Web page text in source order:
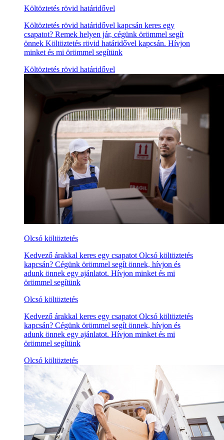
Költöztetés rövid határidővel
Költöztetés rövid határidővel kapcsán keres egy
csapatot? Remek helyen jár, cégünk örömmel segít
önnek Költöztetés rövid határidővel kapcsán. Hívjon
minket és mi örömmel segítünk
Költöztetés rövid határidővel
Olcsó költöztetés
Kedvező árakkal keres egy csapatot Olcsó költöztetés
kapcsán? Cégünk örömmel segít önnek, hívjon és
adunk önnek egy ajánlatot. Hívjon minket és mi
örömmel segítünk
Olcsó költöztetés
Kedvező árakkal keres egy csapatot Olcsó költöztetés
kapcsán? Cégünk örömmel segít önnek, hívjon és
adunk önnek egy ajánlatot. Hívjon minket és mi
örömmel segítünk
Olcsó költöztetés